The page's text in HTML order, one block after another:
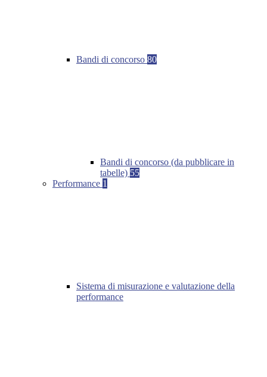
Bandi di concorso 80
Bandi di concorso (da pubblicare in
tabelle) 55
Performance 1
Sistema di misurazione e valutazione della
performance